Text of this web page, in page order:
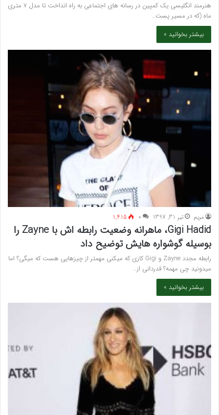
هنرمند انگلیسی یک کمپین در رسانه های اجتماعی به راه انداخت تا مدل 7 متری
ماه (که در مسیر پست…
بیشتر بخوانید »
مريم تیر 31, 1397 ۰ 1,415
Gigi Hadid، ماهرانه وضعیت رابطه اش با Zayne را
بوسیله گوشواره هایش توضیح داد
رابطه مجدد Zayne و Gigi کاری که میکنی مهمتر از چیزهایی هست که میگی؟ اما
میدونید چی مهمه؟ قدردانی از…
بیشتر بخوانید »